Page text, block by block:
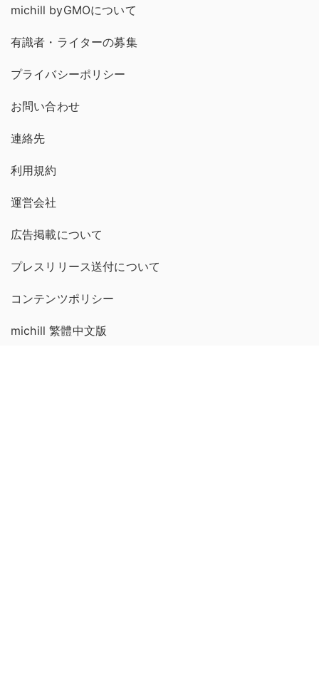
michill byGMOについて
有識者・ライターの募集
プライバシーポリシー
お問い合わせ
連絡先
利用規約
運営会社
広告掲載について
プレスリリース送付について
コンテンツポリシー
michill 繁體中文版